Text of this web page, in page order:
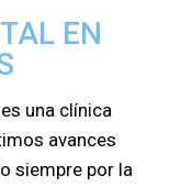
EN
una clínica
avances
siempre por la